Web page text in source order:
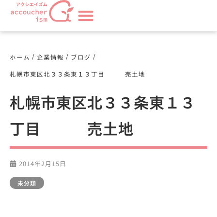
ホーム / 企業情報 / ブログ /
札幌市東区北３３条東１３丁目 売土地
札幌市東区北３３条東１３
丁目 売土地
2014年2月15日
未分類